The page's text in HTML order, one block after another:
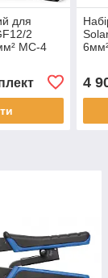
для
2
МС-4
4